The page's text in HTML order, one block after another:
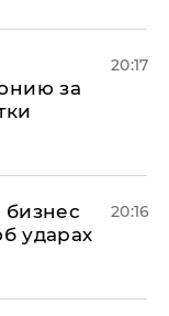
за
20:17
ударах
20:16